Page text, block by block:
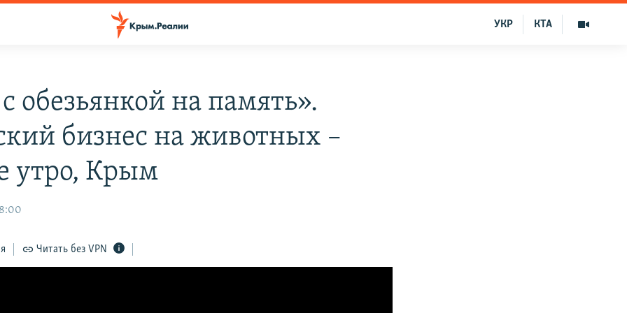
КТА
УКР
обезьянкой на память».
бизнес на животных –
утро, Крым
Читать без VPN